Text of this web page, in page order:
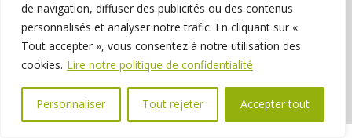
de navigation, diffuser des publicités ou des contenus
personnalisés et analyser notre trafic. En cliquant sur «
Tout accepter », vous consentez à notre utilisation des
cookies. Lire notre politique de confidentialité
Personnaliser Tout rejeter Accepter tout
01 69 31 72 10 01 69 31 37 31
Nous contacter
Espace élus
Marchés publics Délibérations